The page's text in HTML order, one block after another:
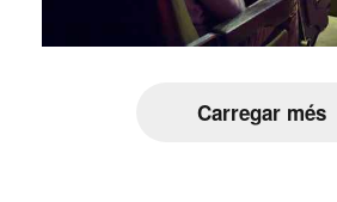
Carregar més